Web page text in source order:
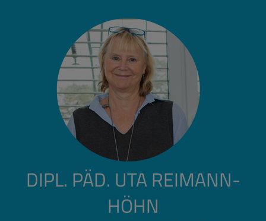
DIPL. PÄD. UTA REIMANN-
HÖHN